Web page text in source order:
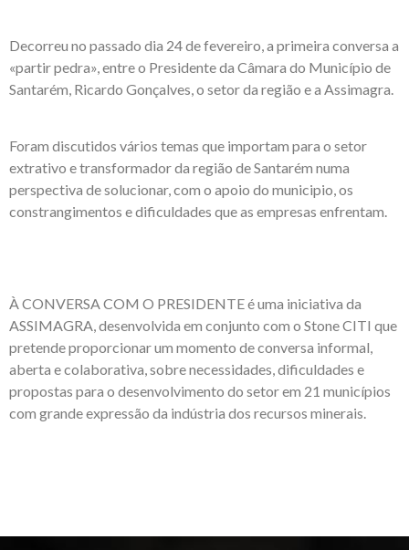
Decorreu no passado dia 24 de fevereiro, a primeira conversa a
«partir pedra», entre o Presidente da Câmara do Município de
Santarém, Ricardo Gonçalves, o setor da região e a Assimagra.
Foram discutidos vários temas que importam para o setor
extrativo e transformador da região de Santarém numa
perspectiva de solucionar, com o apoio do municipio, os
constrangimentos e dificuldades que as empresas enfrentam.
À CONVERSA COM O PRESIDENTE é uma iniciativa da
ASSIMAGRA, desenvolvida em conjunto com o Stone CITI que
pretende proporcionar um momento de conversa informal,
aberta e colaborativa, sobre necessidades, dificuldades e
propostas para o desenvolvimento do setor em 21 municípios
com grande expressão da indústria dos recursos minerais.